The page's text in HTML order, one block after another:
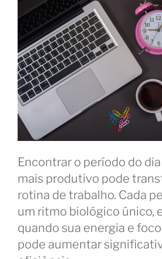
Encontrar o período do
mais produtivo pode
rotina de trabalho. Cada
um ritmo biológico único,
quando sua energia e
pode aumentar